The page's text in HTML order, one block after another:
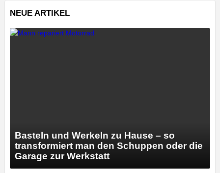
NEUE ARTIKEL
Basteln und Werkeln zu Hause – so
transformiert man den Schuppen oder die
Garage zur Werkstatt